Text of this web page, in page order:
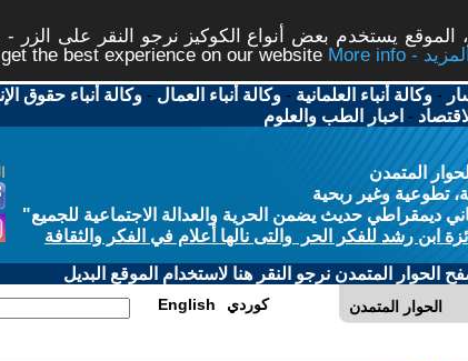
يستخدم بعض أنواع الكوكيز نرجو النقر على الزر
the best experience on our website
More info - المزيد
-وكالة أنباء العلمانية -وكالة أنباء العمال -وكالة أنباء حقوق
- اخبار الطب والعلوم
المتمدن
تطوعية وغير ربحية
ديمقراطي حديث يضمن الحرية والعدالة الاجتماعية للجميع"
ابن رشد للفكر الحر والتى نالها أعلام في الفكر والثقافة
الحوار المتمدن نرجو النقر هنا لاستخدام الموقع البديل
الحوار المتمدن English كوردي